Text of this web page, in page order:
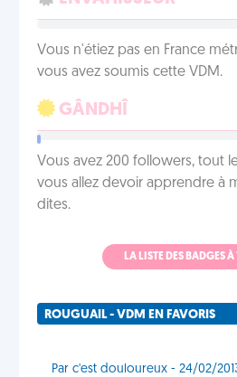
Vous n'étiez pas en France
vous avez soumis cette VDM.
GÂNDHÎ
Vous avez 200 followers, tout
vous allez devoir apprendre à
dites.
LA LISTE DES BADGES
ROUGUAIL - VDM EN FAVORIS
Par c'est douloureux - 24/02/